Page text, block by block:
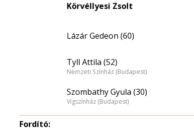
Körvéllyesi Zsolt
Lázár Gedeon (60)
Tyll Attila (52)
Nemzeti Színház (Budapest)
Szombathy Gyula (30)
Vígszínház (Budapest)
Fordító: